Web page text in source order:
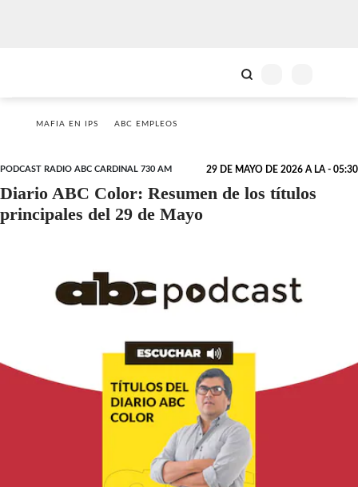
MAFIA EN IPS ABC EMPLEOS
PODCAST RADIO ABC CARDINAL 730 AM 29 DE MAYO DE 2026 A LA - 05:30
Diario ABC Color: Resumen de los títulos
principales del 29 de Mayo